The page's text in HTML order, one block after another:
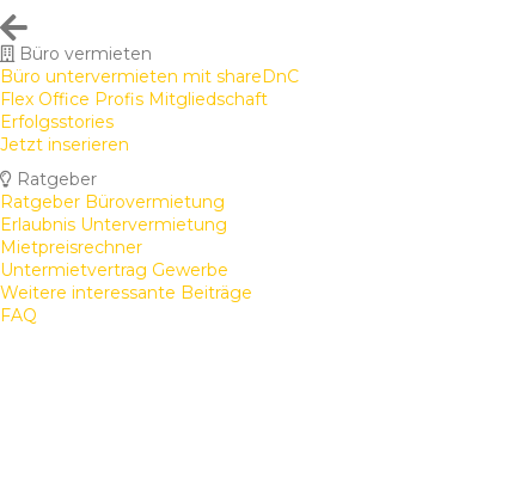
Büro vermieten
Büro untervermieten mit shareDnC
Flex Office Profis Mitgliedschaft
Erfolgsstories
Jetzt inserieren
Ratgeber
Ratgeber Bürovermietung
Erlaubnis Untervermietung
Mietpreisrechner
Untermietvertrag Gewerbe
Weitere interessante Beiträge
FAQ